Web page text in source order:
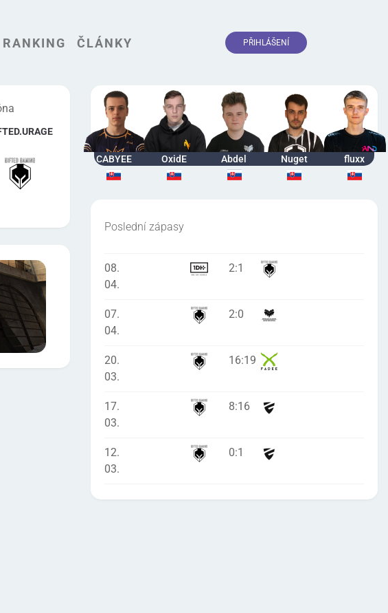
ČLÁNKY PŘIHLÁŠENÍ
CABYEE OxidE Abdel Nuget fluxx
Poslední zápasy
08.
04.
2:1
07.
04.
2:0
20.
03.
16:19
17.
03.
8:16
12.
03.
0:1